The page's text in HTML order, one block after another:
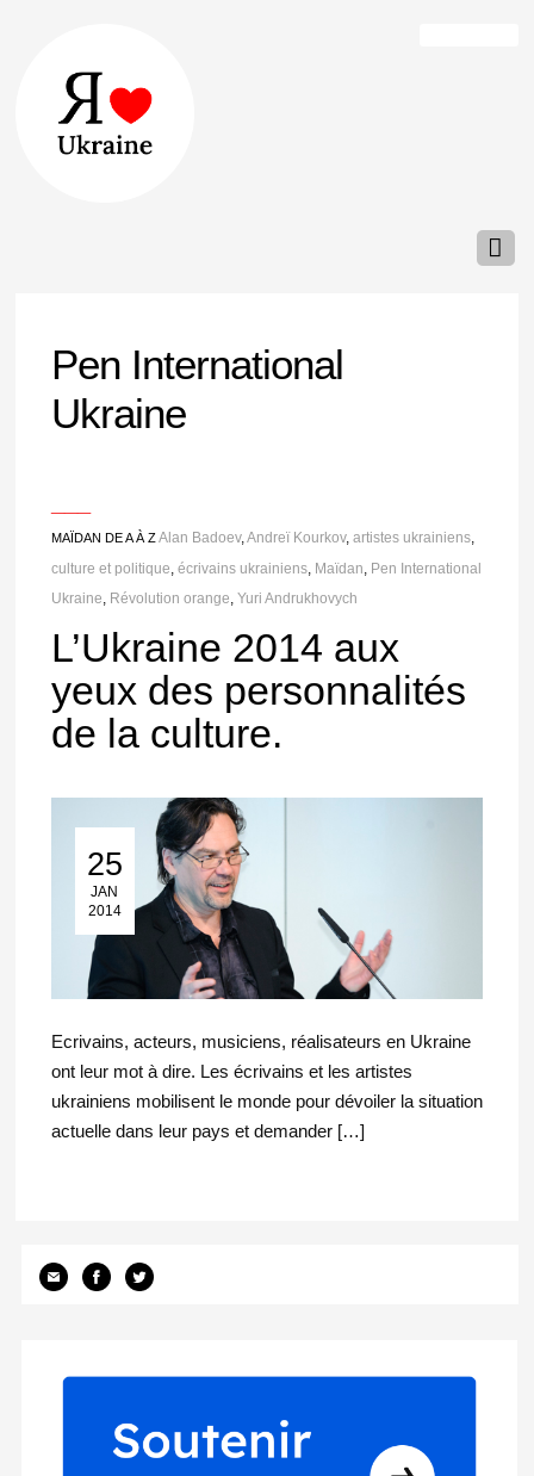
Pen International
Ukraine
MAÏDAN DE A À ZAlan Badoev, Andreï Kourkov, artistes ukrainiens,
culture et politique écrivains ukrainiens, Maïdan
Pen International
Ukraine
Révolution orange Yuri Andrukhovych
L’Ukraine 2014 aux
yeux des personnalités
de la culture.
25
JAN
2014
25 Jan 2014
Ecrivains, acteurs, musiciens, réalisateurs en Ukraine
ont leur mot à dire. Les écrivains et les artistes
ukrainiens mobilisent le monde pour dévoiler la situation
actuelle dans leur pays et demander […]